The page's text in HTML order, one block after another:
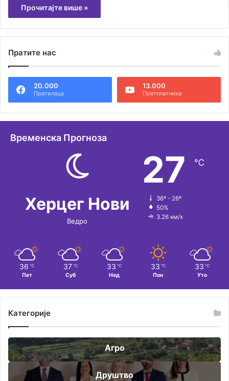
Прочитајте више »
Пратите нас
20.000
Пратилаца
13.000
Претплатника
Временска Прогноза
Херцег Нови
Ведро
27 ℃
36º - 26º
50%
3.26 км/х
36 ℃
Пет
37 ℃
Суб
33 ℃
Нед
33 ℃
Пон
33 ℃
Уто
Категорије
Агро
Друштво